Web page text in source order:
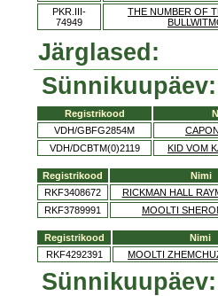
PKR.III-
74949
THE NUMBER OF
Järglased:
Registrikood
VDH/GBFG2854M
VDH/DCBTM(0)2119
KID VOM
Registrikood Nimi
RKF3408672
RICKMAN HALL
RKF3789991
MOOLTI
Registrikood Nimi
RKF4292391
MOOLTI
Sünnikuupäev: